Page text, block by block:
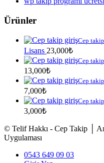
Ürünler
Cep
Lisans 23,000₺
Cep
13,000₺
Cep
7,000₺
Cep
3,000₺
© Telif Hakkı - Cep Takip │
Uygulaması
0543 649 09 03